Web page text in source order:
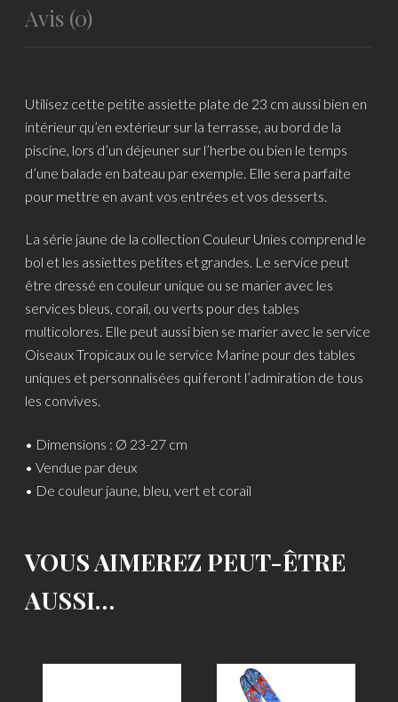
Avis (0)
Utilisez cette petite assiette plate de 23 cm aussi bien en
intérieur qu’en extérieur sur la terrasse, au bord de la
piscine, lors d’un déjeuner sur l’herbe ou bien le temps
d’une balade en bateau par exemple. Elle sera parfaite
pour mettre en avant vos entrées et vos desserts.
La série jaune de la collection Couleur Unies comprend le
bol et les assiettes petites et grandes. Le service peut
être dressé en couleur unique ou se marier avec les
services bleus, corail, ou verts pour des tables
multicolores. Elle peut aussi bien se marier avec le service
Oiseaux Tropicaux ou le service Marine pour des tables
uniques et personnalisées qui feront l’admiration de tous
les convives.
• Dimensions : Ø 23-27 cm
• Vendue par deux
• De couleur jaune, bleu, vert et corail
VOUS AIMEREZ PEUT-ÊTRE
AUSSI…